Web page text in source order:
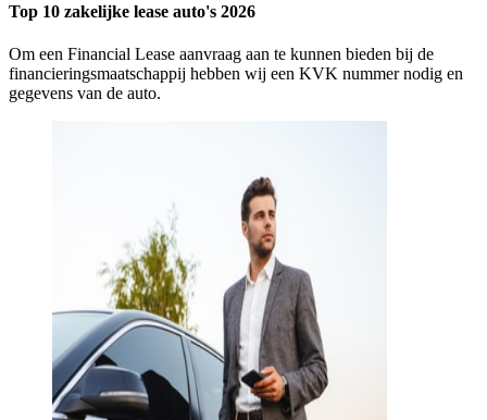
Top 10 zakelijke lease auto's 2026
Om een Financial Lease aanvraag aan te kunnen bieden bij de
financieringsmaatschappij hebben wij een KVK nummer nodig en
gegevens van de auto.